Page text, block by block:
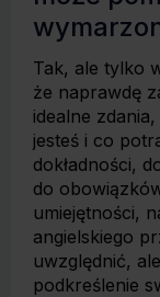
Tak, ale tylko
że naprawdę
idealne
jesteś i co
dokładności,
do
umiejętności,
angielskiego
uwzględnić,
podkreślenie